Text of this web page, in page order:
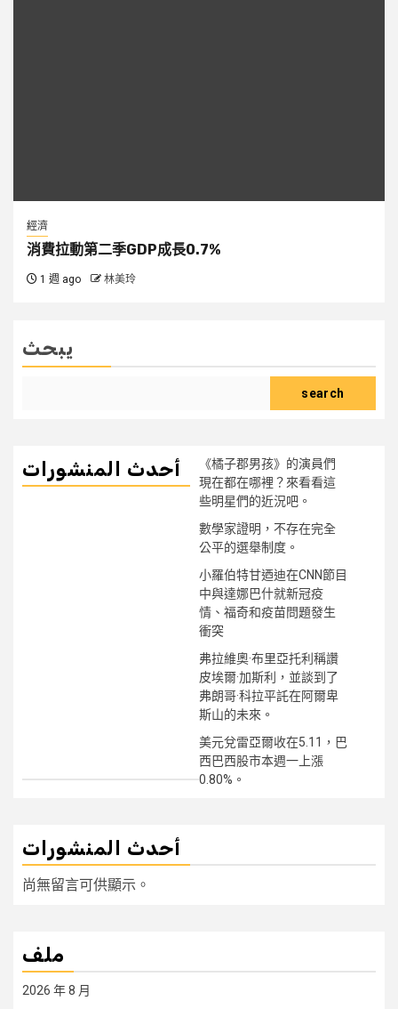
經濟
消費拉動第二季GDP成長0.7%
1 週 ago 林美玲
يبحث
search
أحدث المنشورات
《橘子郡男孩》的演員們
現在都在哪裡？來看看這
些明星們的近況吧。
數學家證明，不存在完全
公平的選舉制度。
小羅伯特甘迺迪在CNN節目
中與達娜巴什就新冠疫
情、福奇和疫苗問題發生
衝突
弗拉維奧·布里亞托利稱讚
皮埃爾·加斯利，並談到了
弗朗哥·科拉平託在阿爾卑
斯山的未來。
美元兌雷亞爾收在5.11，巴
西巴西股市本週一上漲
0.80%。
أحدث المنشورات
尚無留言可供顯示。
ملف
2026 年 8 月